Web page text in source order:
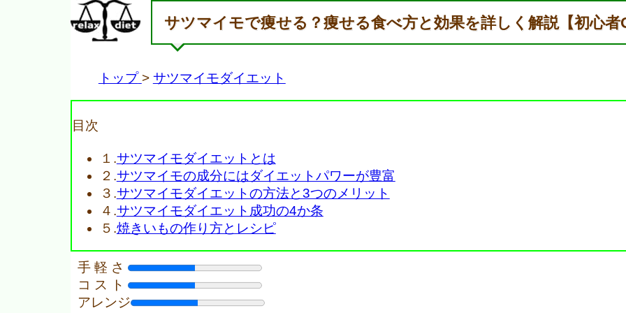
サツマイモで痩せる？痩せる食べ方と効果を詳しく解説【初心者
トップ サツマイモダイエット
目次
１.サツマイモダイエットとは
２.サツマイモの成分にはダイエットパワーが豊富
３.サツマイモダイエットの方法と3つのメリット
４.サツマイモダイエット成功の4か条
５.焼きいもの作り方とレシピ
手 軽 さ
コ ス ト
アレンジ